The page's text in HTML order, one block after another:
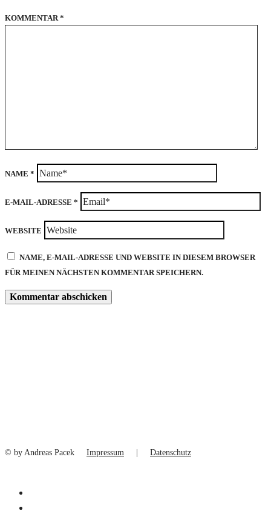
KOMMENTAR*
NAME *
E-MAIL-ADRESSE *
WEBSITE
NAME, E-MAIL-ADRESSE UND WEBSITE IN DIESEM BROWSER
FÜR MEINEN NÄCHSTEN KOMMENTAR SPEICHERN.
© by Andreas Pacek Impressum Datenschutz